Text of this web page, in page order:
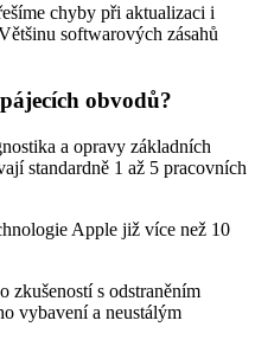
chyby při aktualizaci i
softwarových zásahů
obvodů?
a opravy základních
standardně 1 až 5 pracovních
Apple již více než 10
zkušeností s odstraněním
vybavení a neustálým